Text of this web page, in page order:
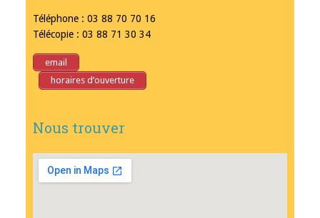
Téléphone : 03 88 70 70 16
Télécopie : 03 88 71 30 34
email
horaires d’ouverture
Nous trouver